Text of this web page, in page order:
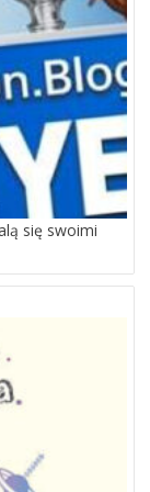
się swoimi